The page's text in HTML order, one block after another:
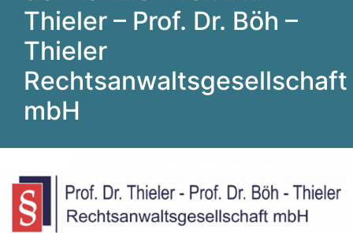
Thieler – Prof. Dr. Böh –
Thieler
Rechtsanwaltsgesellschaft
mbH